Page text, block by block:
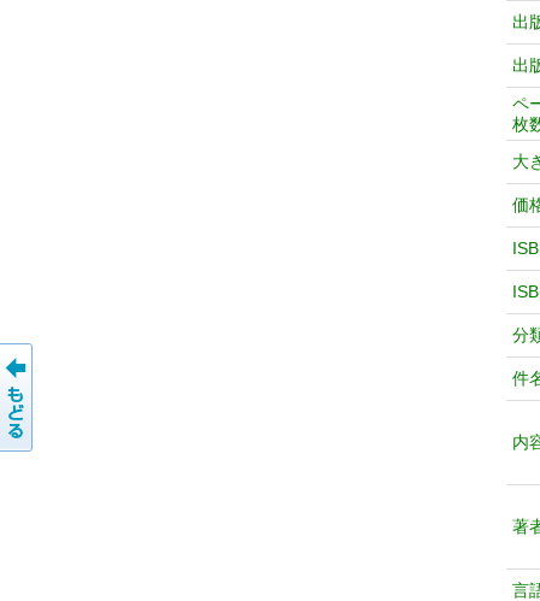
出
出
ペ
枚
大
価
分
件
内
著
言